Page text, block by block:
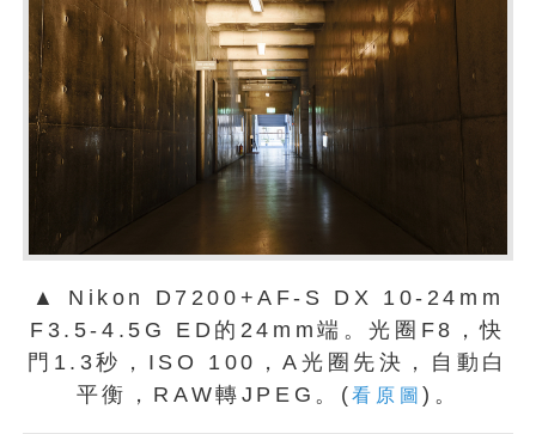
▲ Nikon D7200+AF-S DX 10-24mm
F3.5-4.5G ED的24mm端。光圈F8，快
門1.3秒，ISO 100，A光圈先決，自動白
平衡，RAW轉JPEG。(看原圖 )。